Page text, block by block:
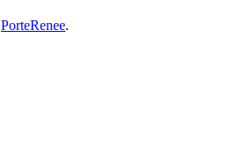
PorteRenee.